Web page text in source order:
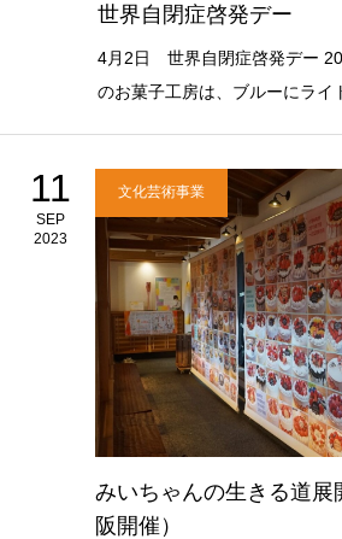
世界自閉症啓発デー
4月2日 世界自閉症啓発デー
のお菓子工房は、ブルーにライ
11
SEP
2023
文化芸術事業
みいちゃんの生きる道展
阪開催）